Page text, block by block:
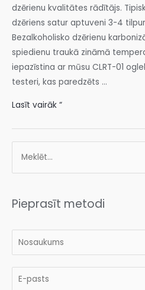
dzērienu kvalitātes rādītājs.
dzēriens satur aptuveni 3-4
Bezalkoholisko dzērienu
spiedienu traukā zināmā
iepazīstina ar mūsu CLRT-01
testeri, kas paredzēts ...
Lasīt vairāk “
Pieprasīt metodi